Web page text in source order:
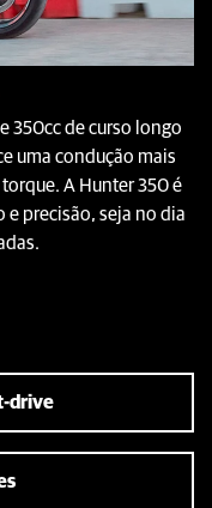
350cc de curso longo
uma condução mais
A Hunter 350 é
precisão, seja no dia
drive